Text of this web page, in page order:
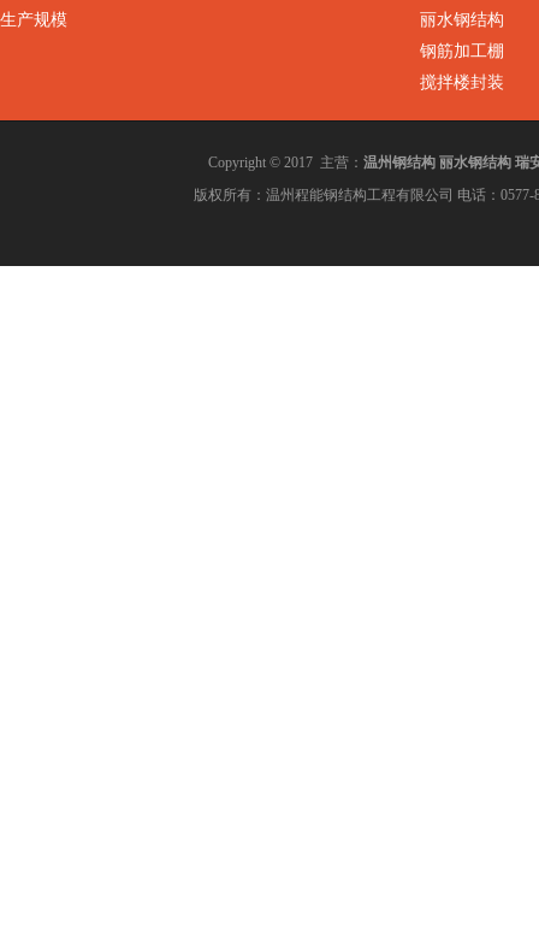
生产规模
丽水钢结构
钢筋加工棚
搅拌楼封装
Copyright © 2017 主营： 温州钢结构丽水钢结构瑞
版权所有：温州程能钢结构工程有限公司 电话：0577-